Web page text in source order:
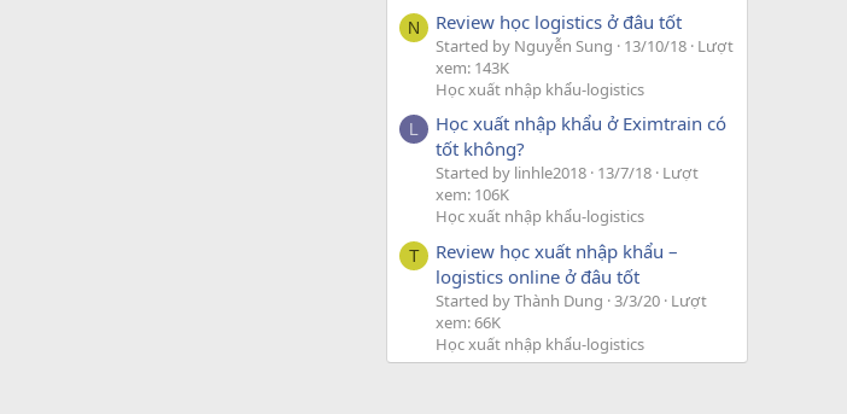
N Review học logistics ở đâu tốt
Started by Nguyễn Sung 13/10/18 Lượt
xem: 143K
Học xuất nhập khẩu-logistics
L
Học xuất nhập khẩu ở Eximtrain có
tốt không?
Started by linhle2018 13/7/18 Lượt
xem: 106K
Học xuất nhập khẩu-logistics
T
Review học xuất nhập khẩu –
logistics online ở đâu tốt
Started by Thành Dung 3/3/20 Lượt
xem: 66K
Học xuất nhập khẩu-logistics